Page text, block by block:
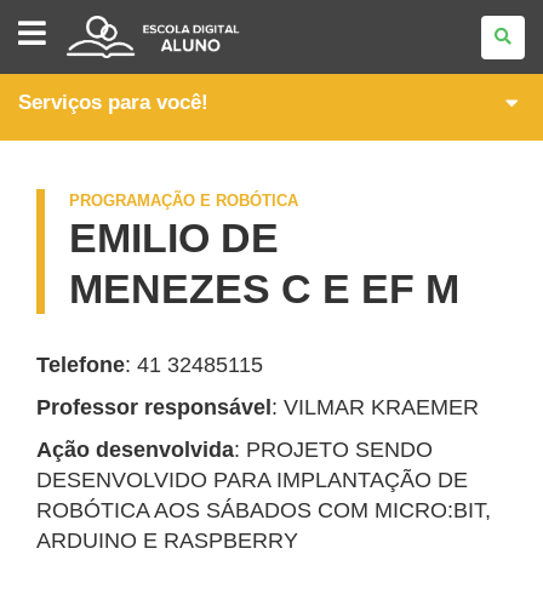
SEEDLAB
Serviços para você!
PROGRAMAÇÃO E ROBÓTICA
EMILIO DE
MENEZES C E EF M
Telefone: 41 32485115
Professor responsável : VILMAR KRAEMER
Ação desenvolvida: PROJETO SENDO
DESENVOLVIDO PARA IMPLANTAÇÃO DE
ROBÓTICA AOS SÁBADOS COM MICRO:BIT,
ARDUINO E RASPBERRY